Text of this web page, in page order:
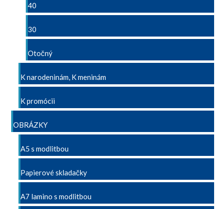
40
30
Otočný
K narodeninám, K meninám
K promócii
OBRÁZKY
A5 s modlitbou
Papierové skladačky
A7 lamino s modlitbou